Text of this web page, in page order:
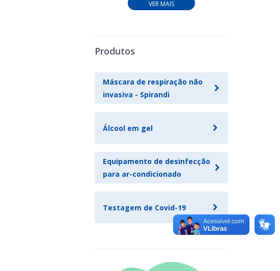
VER MAIS
Produtos
Máscara de respiração não
invasiva - Spirandi
Álcool em gel
Equipamento de desinfecção
para ar-condicionado
Testagem de Covid-19